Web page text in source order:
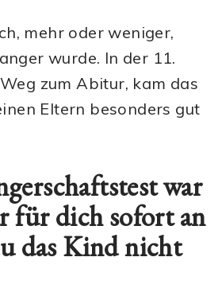
mehr oder weniger,
wurde. In der 11.
zum Abitur, kam das
Eltern besonders gut
war
für dich sofort an
das Kind nicht